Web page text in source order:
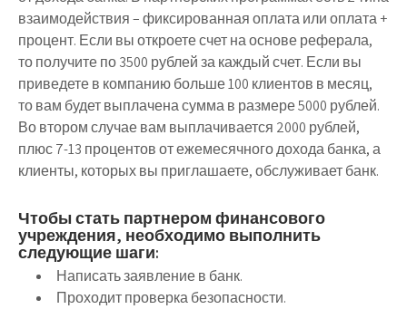
взаимодействия – фиксированная оплата или оплата +
процент. Если вы откроете счет на основе реферала,
то получите по 3500 рублей за каждый счет. Если вы
приведете в компанию больше 100 клиентов в месяц,
то вам будет выплачена сумма в размере 5000 рублей.
Во втором случае вам выплачивается 2000 рублей,
плюс 7-13 процентов от ежемесячного дохода банка, а
клиенты, которых вы приглашаете, обслуживает банк.
Чтобы стать партнером финансового
учреждения, необходимо выполнить
следующие шаги:
Написать заявление в банк.
Проходит проверка безопасности.